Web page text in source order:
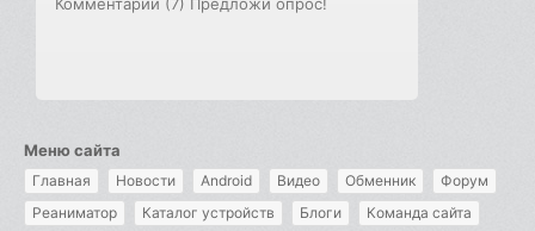
Меню сайта
Главная Новости Android Видео Обменник
Форум
Реаниматор
Каталог устройств Блоги Команда сайта